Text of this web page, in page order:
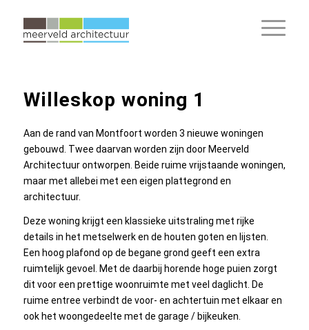
Willeskop woning 1
Aan de rand van Montfoort worden 3 nieuwe woningen
gebouwd. Twee daarvan worden zijn door Meerveld
Architectuur ontworpen. Beide ruime vrijstaande woningen,
maar met allebei met een eigen plattegrond en
architectuur.
Deze woning krijgt een klassieke uitstraling met rijke
details in het metselwerk en de houten goten en lijsten.
Een hoog plafond op de begane grond geeft een extra
ruimtelijk gevoel. Met de daarbij horende hoge puien zorgt
dit voor een prettige woonruimte met veel daglicht. De
ruime entree verbindt de voor- en achtertuin met elkaar en
ook het woongedeelte met de garage / bijkeuken.